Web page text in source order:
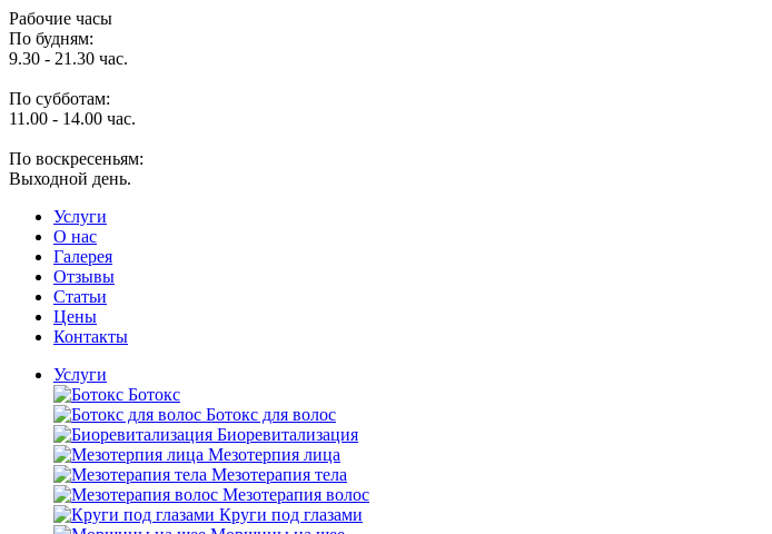
Рабочие часы
По будням:
9.30 - 21.30 час.
По субботам:
11.00 - 14.00 час.
По воскресеньям:
Выходной день.
Услуги
O нас
Галерея
Отзывы
Статьи
Цены
Контакты
Услуги
Ботокс
Ботокс для волос
Биоревитализация
Мезотерпия лица
Мезотерапия тела
Мезотерапия волос
Круги под глазами